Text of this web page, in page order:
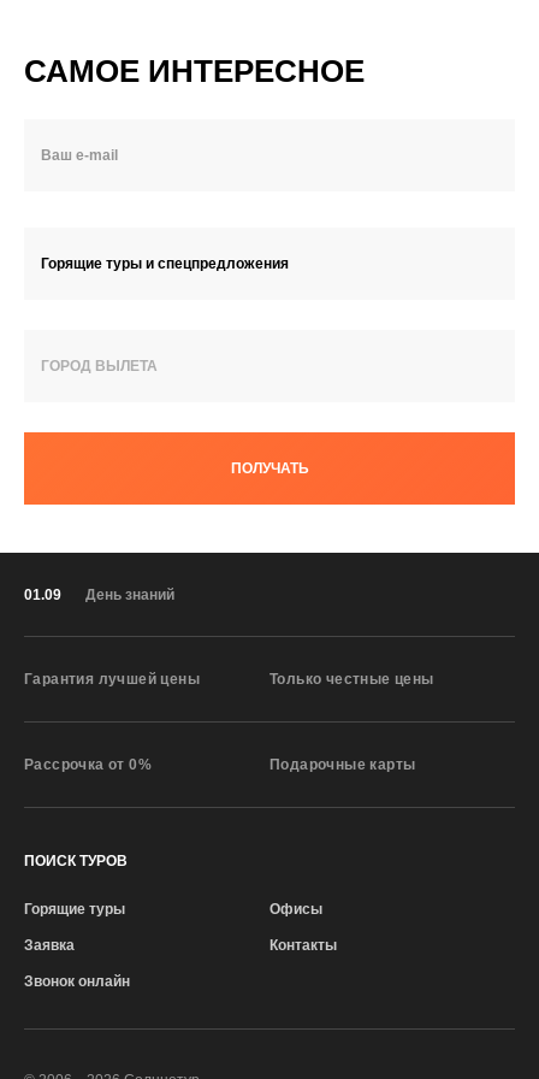
САМОЕ ИНТЕРЕСНОЕ
Горящие туры и спецпредложения
ГОРОД ВЫЛЕТА
ПОЛУЧАТЬ
01.09 День знаний
Гарантия лучшей цены Только честные цены
Рассрочка от 0% Подарочные карты
ПОИСК ТУРОВ
Горящие туры
Заявка
Звонок онлайн
Офисы
Контакты